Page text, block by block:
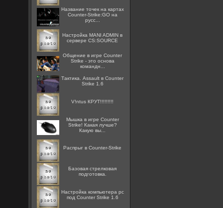
Название точек на картах
Counter-Strike:GO на
русс...
Настройка MANI ADMIN в
сервере CS:SOURCE
Общение в игре Counter
Strike - это основа
командн...
Тактика. Assault в Counter
Strike 1.6
V!ntus КРУТ!!!!!!!!!
Мышка в игре Counter
Strike! Какая лучше?
Какую вы...
Распрыг в Counter-Strike
Базовая стрелковая
подготовка.
Настройка компьютера pc
под Counter Strike 1.6